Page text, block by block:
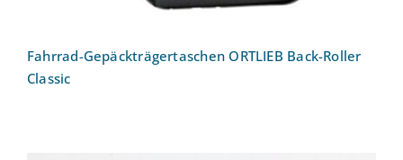
Fahrrad-Gepäckträgertaschen ORTLIEB Back-Roller
Classic